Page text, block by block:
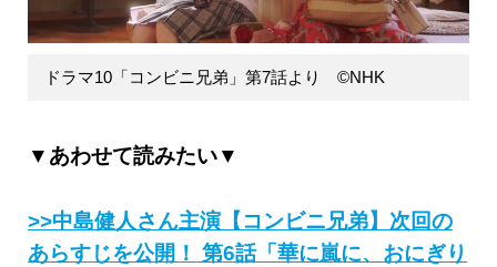
ドラマ10「コンビニ兄弟」第7話より ©NHK
▼あわせて読みたい▼
>>中島健人さん主演【コンビニ兄弟】次回の
あらすじを公開！ 第6話「華に嵐に、おにぎり